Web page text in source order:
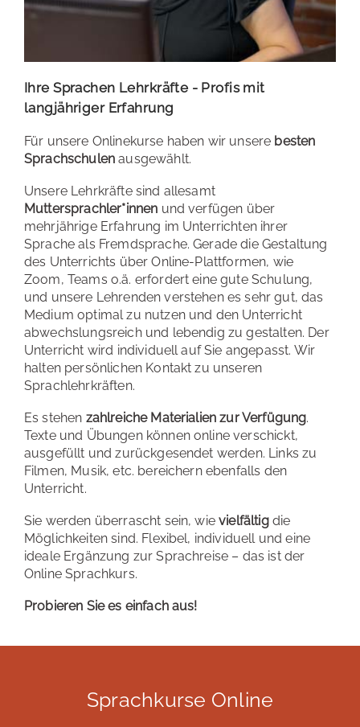
Ihre Sprachen Lehrkräfte - Profis mit
langjähriger Erfahrung
Für unsere Onlinekurse haben wir unsere besten
Sprachschulen ausgewählt.
Unsere Lehrkräfte sind allesamt
Muttersprachler*innen und verfügen über
mehrjährige Erfahrung im Unterrichten ihrer
Sprache als Fremdsprache. Gerade die Gestaltung
des Unterrichts über Online-Plattformen, wie
Zoom, Teams o.ä. erfordert eine gute Schulung,
und unsere Lehrenden verstehen es sehr gut, das
Medium optimal zu nutzen und den Unterricht
abwechslungsreich und lebendig zu gestalten. Der
Unterricht wird individuell auf Sie angepasst. Wir
halten persönlichen Kontakt zu unseren
Sprachlehrkräften.
Es stehen zahlreiche Materialien zur Verfügung.
Texte und Übungen können online verschickt,
ausgefüllt und zurückgesendet werden. Links zu
Filmen, Musik, etc. bereichern ebenfalls den
Unterricht.
Sie werden überrascht sein, wievielfältigdie
Möglichkeiten sind. Flexibel, individuell und eine
ideale Ergänzung zur Sprachreise – das ist der
Online Sprachkurs.
Probieren Sie es einfach aus!
Sprachkurse Online